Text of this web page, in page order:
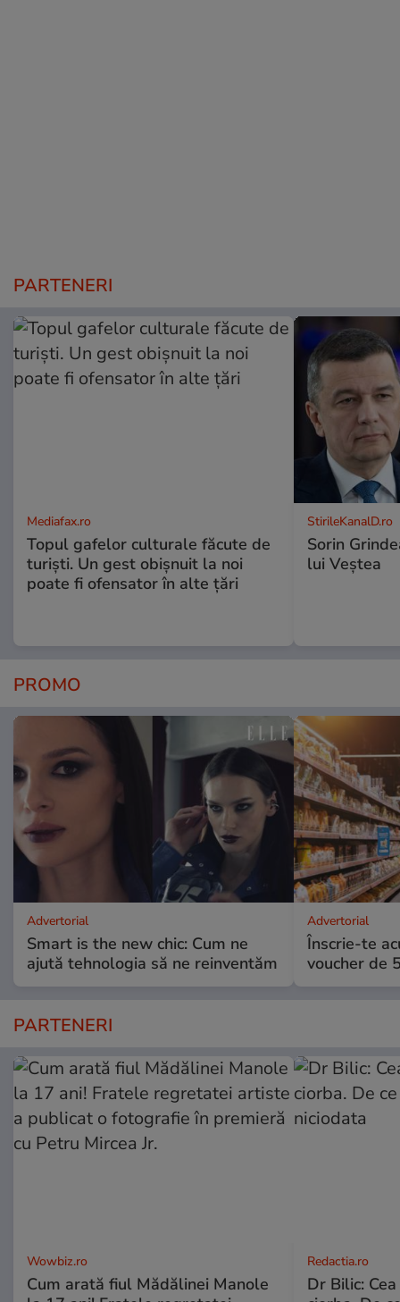
PARTENERI
Mediafax.ro
Topul gafelor culturale făcute de
turiști. Un gest obișnuit la noi
poate fi ofensator în alte țări
StirileKanalD.ro
Sorin
lui Veștea
PROMO
Advertorial
Smart is the new chic: Cum ne
ajută tehnologia să ne reinventăm
Advertorial
Înscrie-te
voucher de
PARTENERI
Wowbiz.ro
Cum arată fiul Mădălinei Manole
Redactia.ro
Dr Bilic: